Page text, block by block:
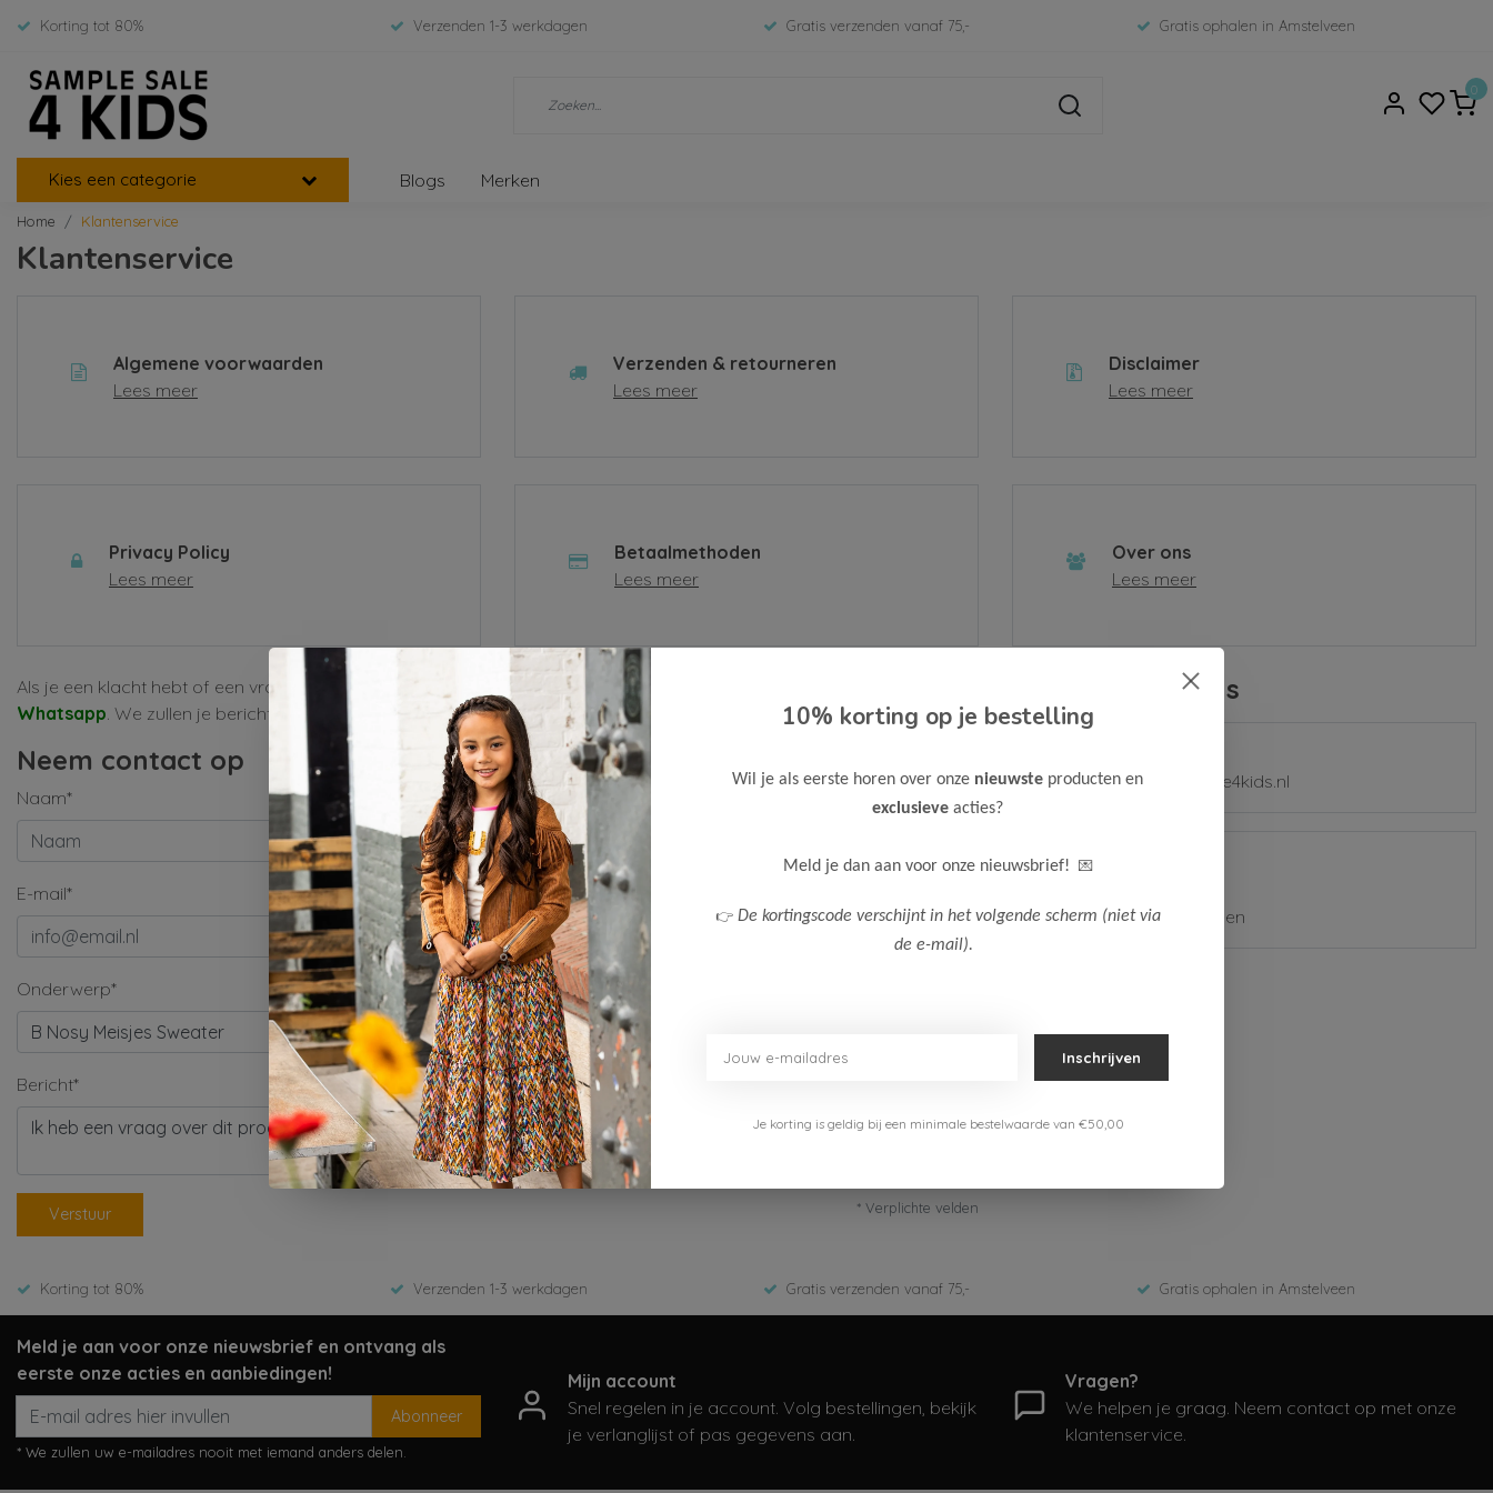
Korting tot 80% Verzenden 1-3 werkdagen Gratis verzenden vanaf 75,- Gratis ophalen in Amstelveen
0
Kies een categorie Blogs Merken
Home Klantenservice
Klantenservice
Algemene voorwaarden
Lees meer
Verzenden & retourneren
Lees meer
Disclaimer
Lees meer
Privacy Policy
Lees meer
Betaalmethoden
Lees meer
Over ons
Lees meer
Als je een klacht hebt of een vraag, vul dan alsjeblieft het contactformulier in of neem contact met ons op via
Whatsapp. We zullen je bericht zo snel mogelijk behandelen.
Neem contact op
Naam* Bedrijf
E-mail* Telefoonnummer
Onderwerp*
Bericht*
Verstuur * Verplichte velden
Contactgegevens
mail@samplesale4kids.nl
Adres
1185 ZZ Amstelveen
Korting tot 80% Verzenden 1-3 werkdagen Gratis verzenden vanaf 75,- Gratis ophalen in Amstelveen
Meld je aan voor onze nieuwsbrief en ontvang als
eerste onze acties en aanbiedingen!
Abonneer
* We zullen uw e-mailadres nooit met iemand anders delen.
Mijn account
Snel regelen in je account. Volg bestellingen, bekijk
je verlanglijst of pas gegevens aan.
Vragen?
We helpen je graag. Neem contact op met onze
klantenservice.
10% korting op je bestelling
Wil je als eerste horen over onze nieuwste producten en
exclusieve acties?
Meld je dan aan voor onze nieuwsbrief! 💌
👉 De kortingscode verschijnt in het volgende scherm (niet via
de e-mail).
Inschrijven
Je korting is geldig bij een minimale bestelwaarde van €50,00